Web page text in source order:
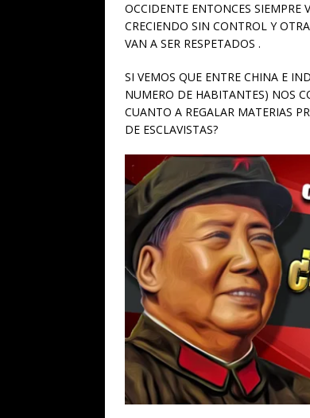
OCCIDENTE ENTONCES SIEMPRE
CRECIENDO SIN CONTROL Y
VAN A SER RESPETADOS .
SI VEMOS QUE ENTRE CHINA E
NUMERO DE HABITANTES) NOS
CUANTO A REGALAR MATERIAS
DE ESCLAVISTAS?